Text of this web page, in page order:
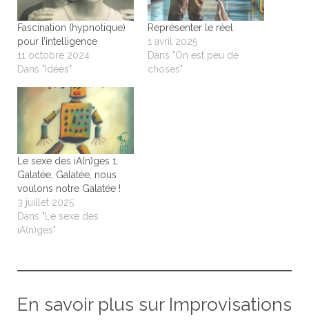
Fascination (hypnotique)
pour l’intelligence
11 octobre 2024
Dans "Idées"
Représenter le réel
1 avril 2025
Dans "On est peu de
choses"
Le sexe des iA(n)ges 1.
Galatée, Galatée, nous
voulons notre Galatée !
3 juillet 2025
Dans "Le sexe des
iA(n)ges"
En savoir plus sur Improvisations